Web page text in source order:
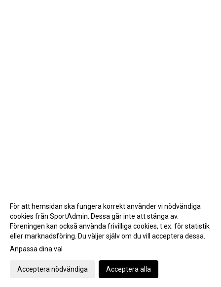
Gå till Webbversion
För att hemsidan ska fungera korrekt använder vi nödvändiga
cookies från SportAdmin. Dessa går inte att stänga av.
Föreningen kan också använda frivilliga cookies, t.ex. för statistik
eller marknadsföring. Du väljer själv om du vill acceptera dessa.
Anpassa dina val
Acceptera nödvändiga Acceptera alla